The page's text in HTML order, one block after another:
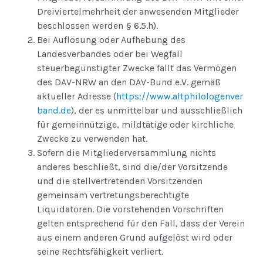
Dreiviertelmehrheit der anwesenden Mitglieder
beschlossen werden § 6.5.h).
Bei Auflösung oder Aufhebung des
Landesverbandes oder bei Wegfall
steuerbegünstigter Zwecke fällt das Vermögen
des DAV-NRW an den DAV-Bund e.V. gemäß
aktueller Adresse (https://www.altphilologenver
band.de), der es unmittelbar und ausschließlich
für gemeinnützige, mildtätige oder kirchliche
Zwecke zu verwenden hat.
Sofern die Mitgliederversammlung nichts
anderes beschließt, sind die/der Vorsitzende
und die stellvertretenden Vorsitzenden
gemeinsam vertretungsberechtigte
Liquidatoren. Die vorstehenden Vorschriften
gelten entsprechend für den Fall, dass der Verein
aus einem anderen Grund aufgelöst wird oder
seine Rechtsfähigkeit verliert.